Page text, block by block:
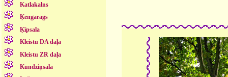
Katlakalns
Ķengarags
Ķīpsala
Kleistu DA daļa
Kleistu ZR daļa
Kundziņsala